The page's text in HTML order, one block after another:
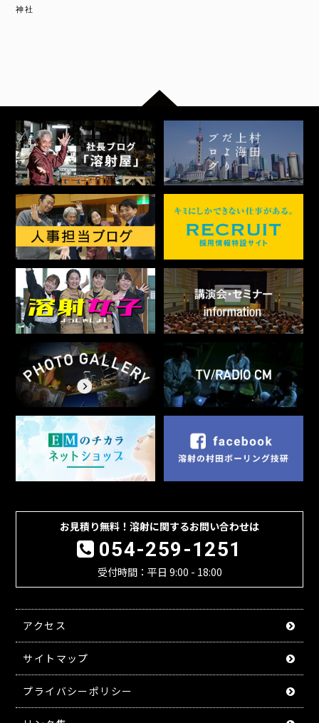
神社
お見積り無料！溶射に関するお問い合わせは
054-259-1251
受付時間：平日 9:00 - 18:00
アクセス
サイトマップ
プライバシーポリシー